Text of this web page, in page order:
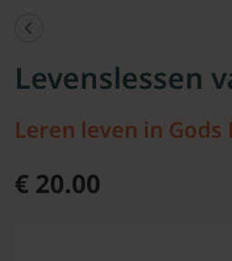
Levenslessen
Leren leven in
€ 20.00